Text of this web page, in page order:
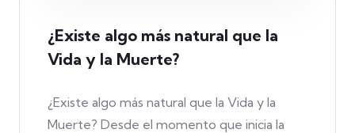
¿Existe algo más natural que la
Vida y la Muerte?
¿Existe algo más natural que la Vida y la
Muerte? Desde el momento que inicia la